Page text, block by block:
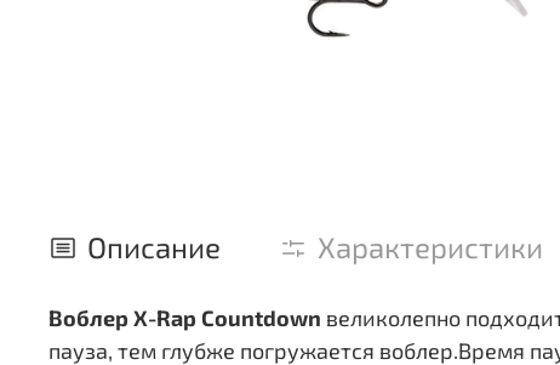
Описание Характеристики
Воблер X-Rap Countdown великолепно
пауза, тем глубже погружается воблер.Время